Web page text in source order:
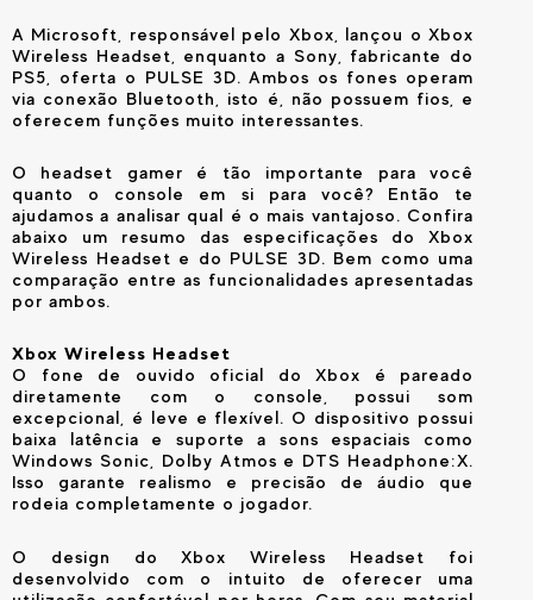
A Microsoft, responsável pelo Xbox, lançou o Xbox
Wireless Headset, enquanto a Sony, fabricante do
PS5, oferta o PULSE 3D. Ambos os fones operam
via conexão Bluetooth, isto é, não possuem fios, e
oferecem funções muito interessantes.
O headset gamer é tão importante para você
quanto o console em si para você? Então te
ajudamos a analisar qual é o mais vantajoso. Confira
abaixo um resumo das especificações do Xbox
Wireless Headset e do PULSE 3D. Bem como uma
comparação entre as funcionalidades apresentadas
por ambos.
Xbox Wireless Headset
O fone de ouvido oficial do Xbox é pareado
diretamente com o console, possui som
excepcional, é leve e flexível. O dispositivo possui
baixa latência e suporte a sons espaciais como
Windows Sonic, Dolby Atmos e DTS Headphone:X.
Isso garante realismo e precisão de áudio que
rodeia completamente o jogador.
O design do Xbox Wireless Headset foi
desenvolvido com o intuito de oferecer uma